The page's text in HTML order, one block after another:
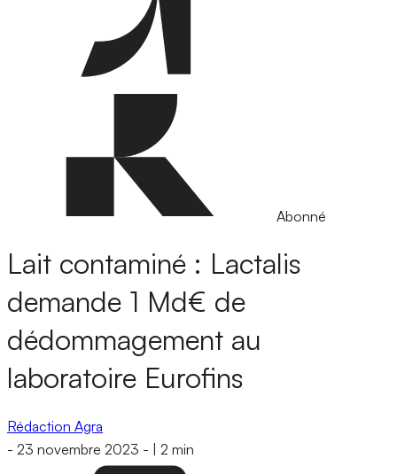
Abonné
Lait contaminé : Lactalis
demande 1 Md€ de
dédommagement au
laboratoire Eurofins
Rédaction Agra
- 23 novembre 2023 - 2 min